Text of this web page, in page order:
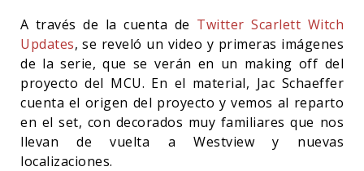
A través de la cuenta de Twitter Scarlett Witch
Updates, se reveló un video y primeras imágenes
de la serie, que se verán en un making off del
proyecto del MCU. En el material, Jac Schaeffer
cuenta el origen del proyecto y vemos al reparto
en el set, con decorados muy familiares que nos
llevan de vuelta a Westview y nuevas
localizaciones.